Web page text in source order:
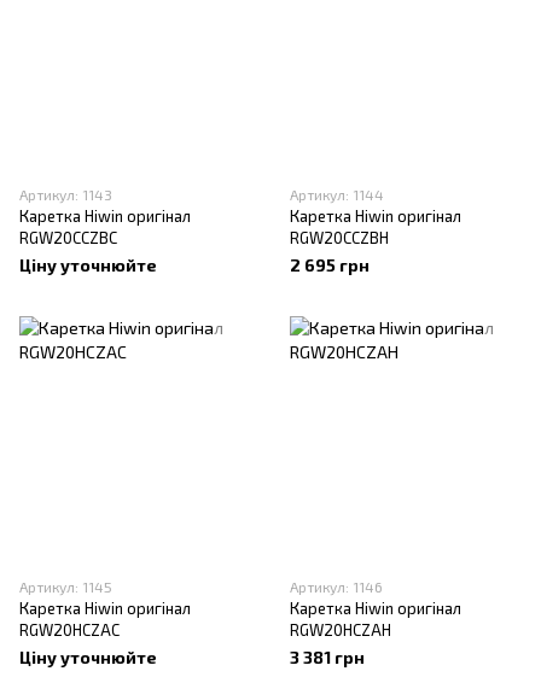
Артикул: 1143
Каретка Hiwin оригінал
RGW20CCZBC
Ціну уточнюйте
Артикул: 1144
Каретка Hiwin оригінал
RGW20CCZBH
2 695 грн
Артикул: 1145
Каретка Hiwin оригінал
RGW20HCZAC
Ціну уточнюйте
Артикул: 1146
Каретка Hiwin оригінал
RGW20HCZAH
3 381 грн